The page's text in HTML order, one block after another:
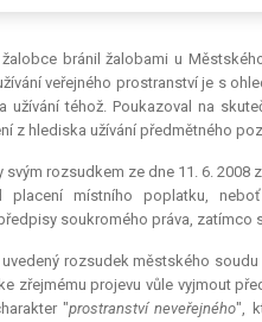
bránil žalobami u
veřejného prostranství je s
užívání téhož. Poukazoval na
z hlediska užívání předmětného
svým rozsudkem ze dne 11. 6.
místního poplatku,
soukromého práva,
rozsudek městského
zřejmému projevu vůle vyjmout
"prostranství neveřejného",